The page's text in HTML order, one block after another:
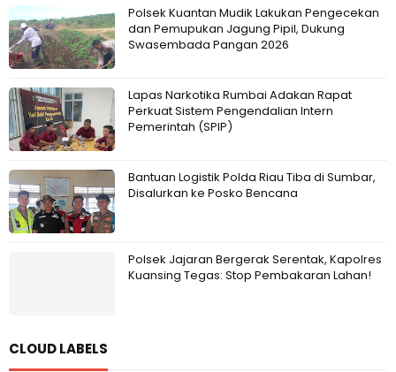
Polsek Kuantan Mudik Lakukan Pengecekan
dan Pemupukan Jagung Pipil, Dukung
Swasembada Pangan 2026
Lapas Narkotika Rumbai Adakan Rapat
Perkuat Sistem Pengendalian Intern
Pemerintah (SPIP)
Bantuan Logistik Polda Riau Tiba di Sumbar,
Disalurkan ke Posko Bencana
Polsek Jajaran Bergerak Serentak, Kapolres
Kuansing Tegas: Stop Pembakaran Lahan!
CLOUD LABELS